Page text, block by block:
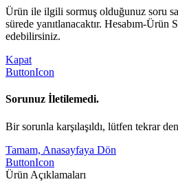
Ürün ile ilgili sormuş olduğunuz soru
sürede yanıtlanacaktır. Hesabım-Ürün
edebilirsiniz.
Kapat
ButtonIcon
Sorunuz İletilemedi.
Bir sorunla karşılaşıldı, lütfen tekrar
Tamam, Anasayfaya Dön
ButtonIcon
Ürün Açıklamaları